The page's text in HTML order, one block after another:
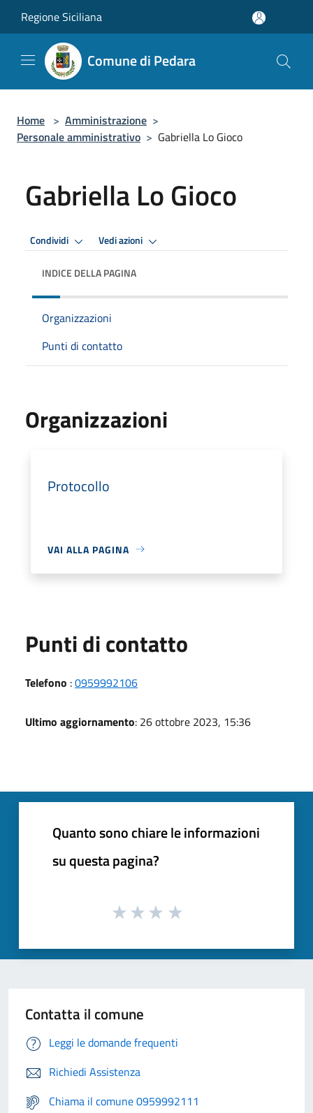
Regione Siciliana
Comune di Pedara
Home > Amministrazione >
Personale amministrativo > Gabriella Lo Gioco
Gabriella Lo Gioco
Condividi Vedi azioni
INDICE DELLA PAGINA
Organizzazioni
Punti di contatto
Organizzazioni
Protocollo
VAI ALLA PAGINA
Punti di contatto
Telefono :0959992106
Ultimo aggiornamento: 26 ottobre 2023, 15:36
Quanto sono chiare le informazioni
su questa pagina?
Contatta il comune
Leggi le domande frequenti
Richiedi Assistenza
Chiama il comune 0959992111